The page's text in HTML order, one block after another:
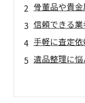
骨董品や貴金
信頼できる業
手軽に査定依
遺品整理に